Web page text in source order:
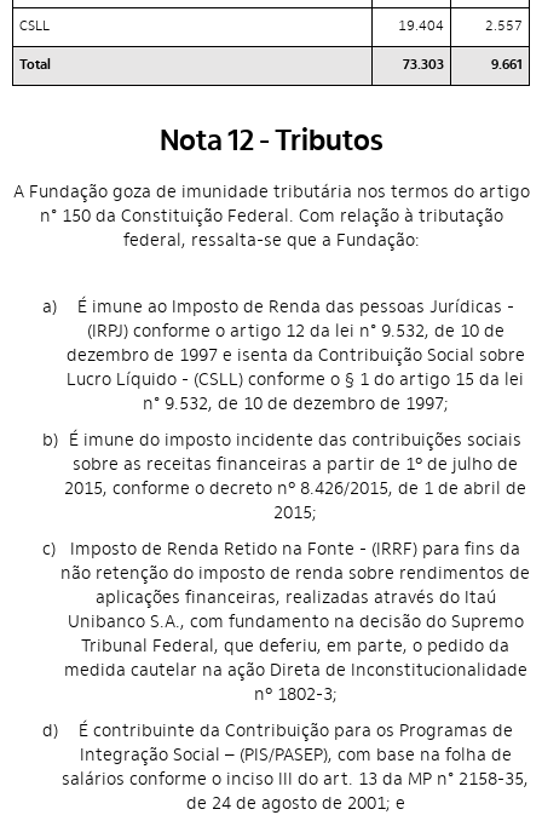
CSLL 19.404 2.557
Total 73.303 9.661
Nota 12 - Tributos
A Fundação goza de imunidade tributária nos termos do artigo
n° 150 da Constituição Federal. Com relação à tributação
federal, ressalta-se que a Fundação:
a)
É imune ao Imposto de Renda das pessoas Jurídicas -
(IRPJ) conforme o artigo 12 da lei n° 9.532, de 10 de
dezembro de 1997 e isenta da Contribuição Social sobre
Lucro Líquido - (CSLL) conforme o § 1 do artigo 15 da lei
n° 9.532, de 10 de dezembro de 1997;
b)
É imune do imposto incidente das contribuições sociais
sobre as receitas financeiras a partir de 1º de julho de
2015, conforme o decreto nº 8.426/2015, de 1 de abril de
2015;
c)
Imposto de Renda Retido na Fonte - (IRRF) para fins da
não retenção do imposto de renda sobre rendimentos de
aplicações financeiras, realizadas através do Itaú
Unibanco S.A., com fundamento na decisão do Supremo
Tribunal Federal, que deferiu, em parte, o pedido da
medida cautelar na ação Direta de Inconstitucionalidade
nº 1802-3;
d)
É contribuinte da Contribuição para os Programas de
Integração Social – (PIS/PASEP), com base na folha de
salários conforme o inciso III do art. 13 da MP n° 2158-35,
de 24 de agosto de 2001; e